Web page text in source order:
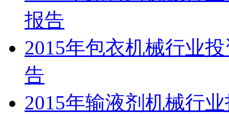
报告
2015年包衣机械行业
告
2015年输液剂机械行